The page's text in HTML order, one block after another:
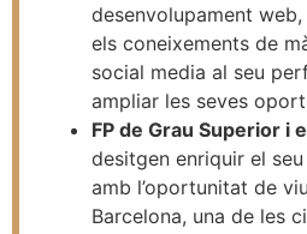
desenvolupament
els coneixements de
social media al seu
ampliar les seves
FP de Grau Superior i
desitgen enriquir el
amb l’oportunitat de
Barcelona, una de les